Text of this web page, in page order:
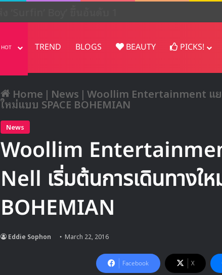
HOT TREND BLOGS BEAUTY PICKS!
Home | News | Woollim Entertainment แย
ใหม่แบบ SPACE BOHEMIAN
News
Woollim
Nell เริ่มต้นการเดินทางใ
BOHEMIAN
Eddie Sophon March 22, 2016
Facebook X